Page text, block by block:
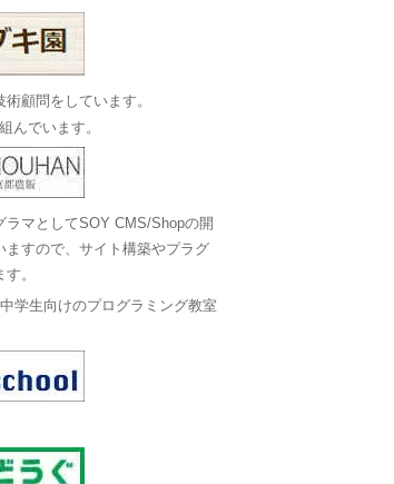
術顧問をしています。
んでいます。
ラマとしてSOY CMS/Shopの開
ますので、サイト構築やプラグ
。
学生向けのプログラミング教室